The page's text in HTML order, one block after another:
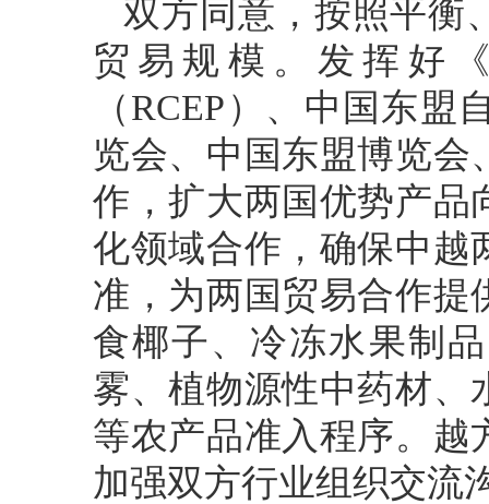
双方同意，按照平衡
贸易规模。发挥好
（RCEP）、中国东
览会、中国东盟博览
作，扩大两国优势产品
化领域合作，确保中越
准，为两国贸易合作提
食椰子、冷冻水果制
雾、植物源性中药材、
等农产品准入程序。越
加强双方行业组织交流